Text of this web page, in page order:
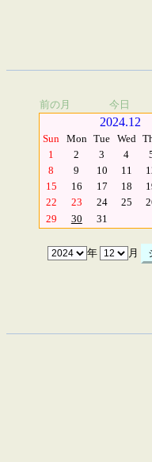
前の月 今日
2024.12
Sun Mon Tue Wed
1
2 3 4
8
9 10 11
15
16 17 18
22
23 24 25
29
30 31
年 月